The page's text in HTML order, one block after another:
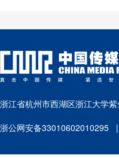
浙江省杭州市西湖区浙江大学
浙公网安备33010602010295
|